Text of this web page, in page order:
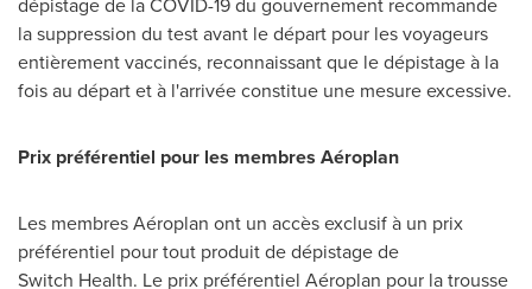
la suppression du test avant le départ pour les voyageurs
entièrement vaccinés, reconnaissant que le dépistage à la
fois au départ et à l'arrivée constitue une mesure excessive.
Prix préférentiel pour les membres Aéroplan
Les membres Aéroplan ont un accès exclusif à un prix
préférentiel pour tout produit de dépistage de
Switch Health. Le prix préférentiel Aéroplan pour la trousse